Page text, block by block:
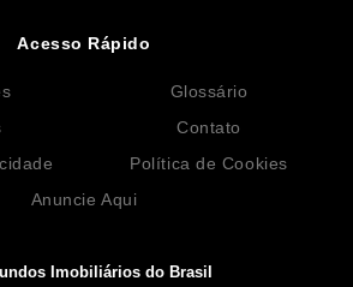
Imobiliários do Brasil
Acesso Rápido
Glossário
Contato
Política de Cookies
Anuncie Aqui